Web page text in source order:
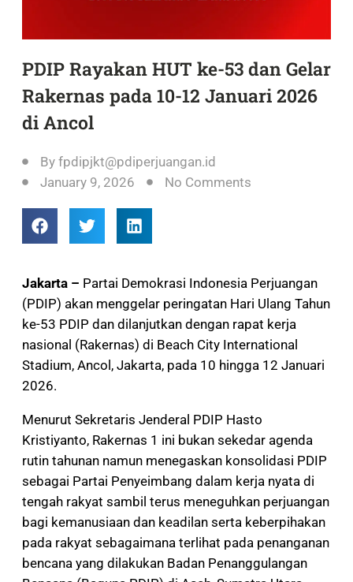
PDIP Rayakan HUT ke-53 dan Gelar
Rakernas pada 10-12 Januari 2026
di Ancol
By fpdipjkt@pdiperjuangan.id
January 9, 2026
No Comments
Jakarta – Partai Demokrasi Indonesia Perjuangan
(PDIP) akan menggelar peringatan Hari Ulang Tahun
ke-53 PDIP dan dilanjutkan dengan rapat kerja
nasional (Rakernas) di Beach City International
Stadium, Ancol, Jakarta, pada 10 hingga 12 Januari
2026.
Menurut Sekretaris Jenderal PDIP Hasto
Kristiyanto, Rakernas 1 ini bukan sekedar agenda
rutin tahunan namun menegaskan konsolidasi PDIP
sebagai Partai Penyeimbang dalam kerja nyata di
tengah rakyat sambil terus meneguhkan perjuangan
bagi kemanusiaan dan keadilan serta keberpihakan
pada rakyat sebagaimana terlihat pada penanganan
bencana yang dilakukan Badan Penanggulangan